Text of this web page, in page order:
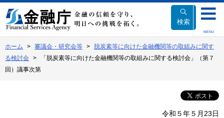
文
へ
動
検索
MENU
ホーム 審議会・研究会等
脱炭素等に向けた金融機関等の取組みに関す
る検討会
「脱炭素等に向けた金融機関等の取組みに関する検討会」（第７
回）議事次第
令和５年５月23日